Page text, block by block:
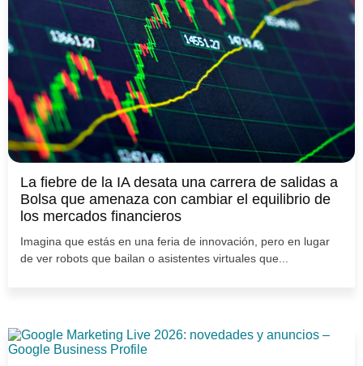
La fiebre de la IA desata una carrera de salidas a
Bolsa que amenaza con cambiar el equilibrio de
los mercados financieros
Imagina que estás en una feria de innovación, pero en lugar
de ver robots que bailan o asistentes virtuales que...